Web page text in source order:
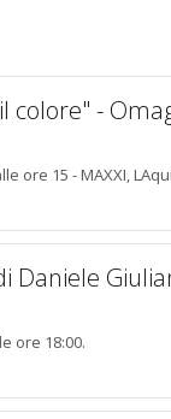
colore" -
ore 15 - MAXXI,
Daniele
ore 18:00.